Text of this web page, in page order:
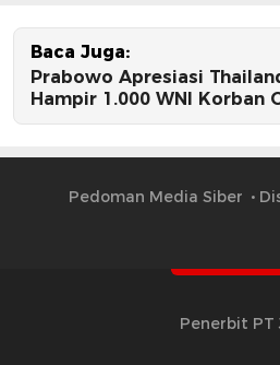
Baca Juga:
Prabowo Apresiasi
Hampir 1.000 WNI Korban
Pedoman Media Siber
Penerbit PT